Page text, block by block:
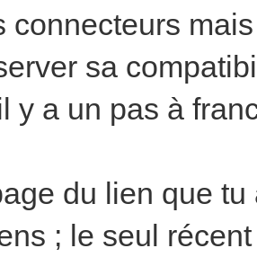
connecteurs
sa
y a un pas à
du lien que
; le seul